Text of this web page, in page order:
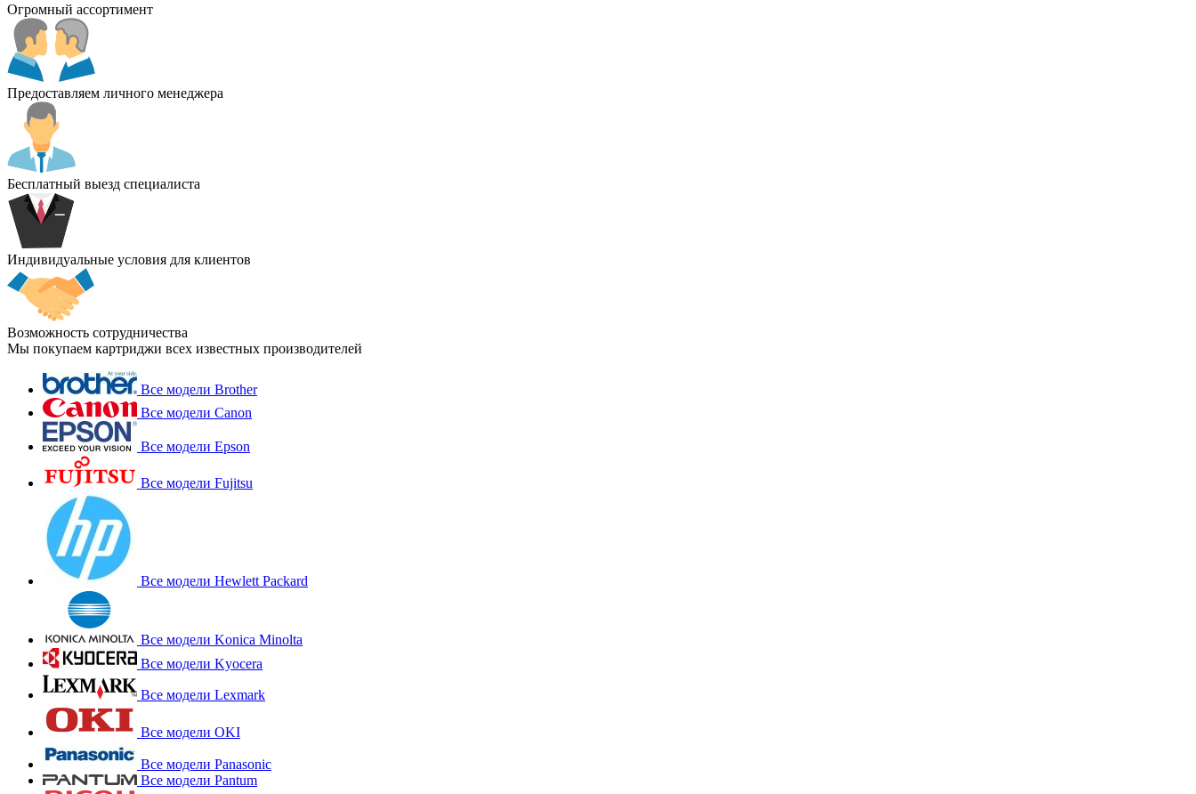
Огромный ассортимент
Предоставляем личного менеджера
Бесплатный выезд специалиста
Индивидуальные условия для клиентов
Возможность сотрудничества
Мы покупаем картриджи всех известных производителей
Все модели Brother
Все модели Canon
Все модели Epson
Все модели Fujitsu
Все модели Hewlett Packard
Все модели Konica Minolta
Все модели Kyocera
Все модели Lexmark
Все модели OKI
Все модели Panasonic
Все модели Pantum